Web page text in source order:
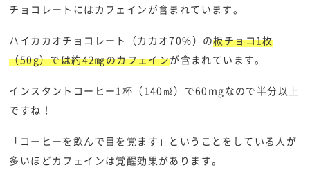
チョコレートにはカフェインが含まれています。
ハイカカオチョコレート（カカオ70%）の板チョコ1枚
（50g）では約42㎎のカフェインが含まれています。
インスタントコーヒー1杯（140㎖）で60mgなので半分以上
ですね！
「コーヒーを飲んで目を覚ます」ということをしている人が
多いほどカフェインは覚醒効果があります。